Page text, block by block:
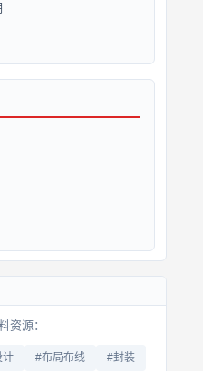
资源：
计 #布局布线 #封装